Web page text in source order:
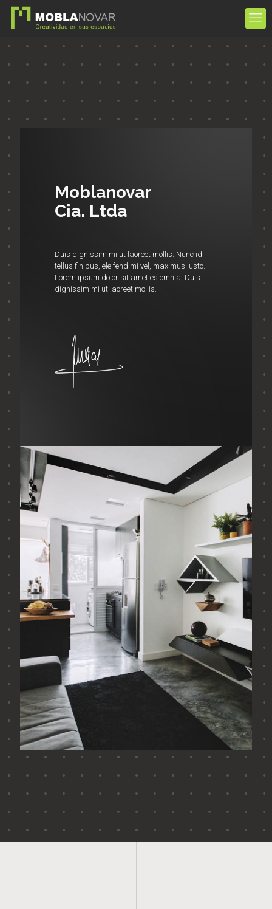
Moblanovar
Cia. Ltda
Duis dignissim mi ut laoreet mollis. Nunc id
tellus finibus, eleifend mi vel, maximus justo.
Lorem ipsum dolor sit amet es omnia. Duis
dignissim mi ut laoreet mollis.